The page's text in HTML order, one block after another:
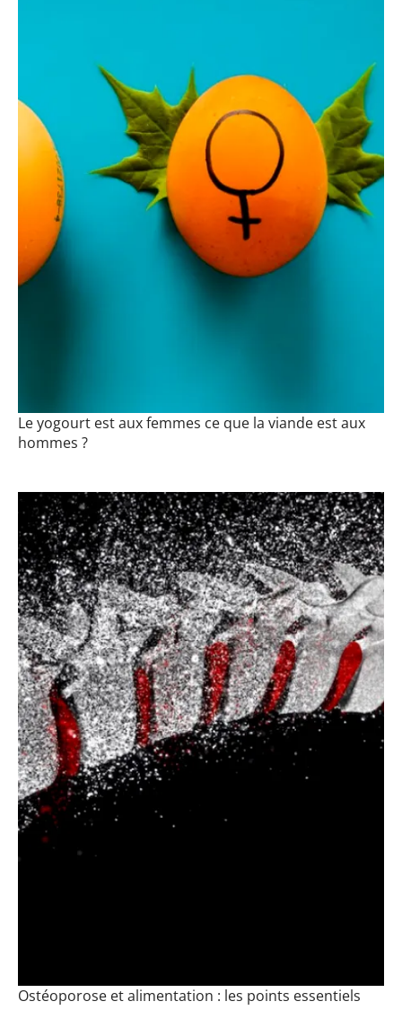
Le yogourt est aux femmes ce que la viande est aux
hommes ?
Ostéoporose et alimentation : les points essentiels